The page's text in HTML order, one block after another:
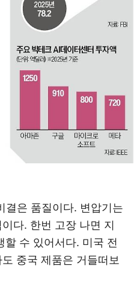
결은 품질이다. 변압기는
다. 한번 고장 나면 지
할 수 있어서다. 미국 전
중국 제품은 거들떠보